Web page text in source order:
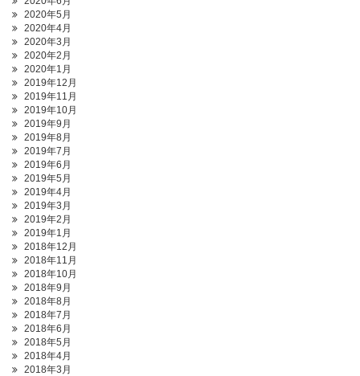
2020年5月
2020年4月
2020年3月
2020年2月
2020年1月
2019年12月
2019年11月
2019年10月
2019年9月
2019年8月
2019年7月
2019年6月
2019年5月
2019年4月
2019年3月
2019年2月
2019年1月
2018年12月
2018年11月
2018年10月
2018年9月
2018年8月
2018年7月
2018年6月
2018年5月
2018年4月
2018年3月